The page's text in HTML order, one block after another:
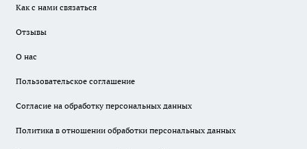
Как с нами связаться
Отзывы
О нас
Пользовательское соглашение
Согласие на обработку персональных данных
Политика в отношении обработки персональных данных